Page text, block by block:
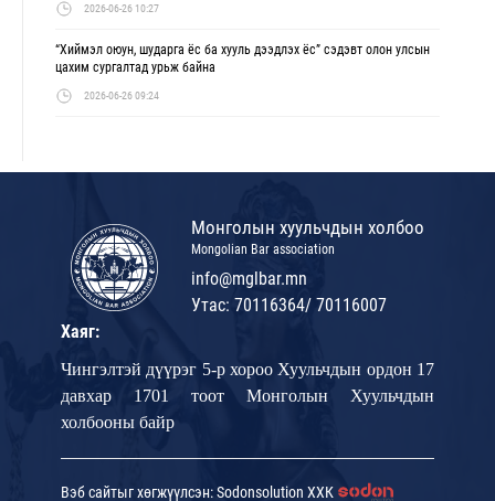
2026-06-26 10:27
“Хиймэл оюун, шударга ёс ба хууль дээдлэх ёс” сэдэвт олон улсын
цахим сургалтад урьж байна
2026-06-26 09:24
Монголын хуульчдын холбоо
Mongolian Bar association
info@mglbar.mn
Утас: 70116364/ 70116007
Хаяг:
Чингэлтэй дүүрэг 5-р хороо Хуульчдын ордон 17
давхар 1701 тоот Монголын Хуульчдын
холбооны байр
Вэб сайтыг хөгжүүлсэн: Sodonsolution ХХК